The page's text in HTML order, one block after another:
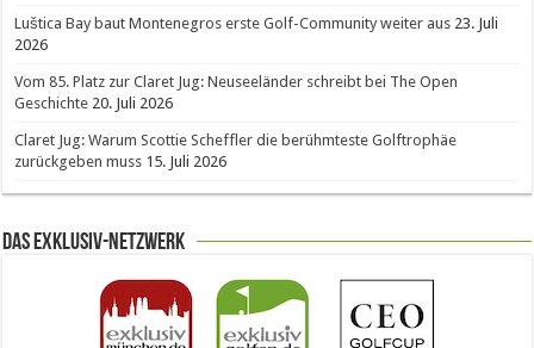
Luštica Bay baut Montenegros erste Golf-Community weiter aus 23. Juli
2026
Vom 85. Platz zur Claret Jug: Neuseeländer schreibt bei The Open
Geschichte 20. Juli 2026
Claret Jug: Warum Scottie Scheffler die berühmteste Golftrophäe
zurückgeben muss 15. Juli 2026
Das Exklusiv-Netzwerk